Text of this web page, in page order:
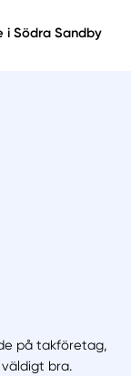
i Södra Sandby
på takföretag,
bra.